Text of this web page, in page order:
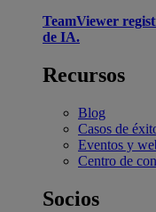
TeamViewer
de IA.
Recursos
Blog
Casos de
Eventos y
Centro de
Socios